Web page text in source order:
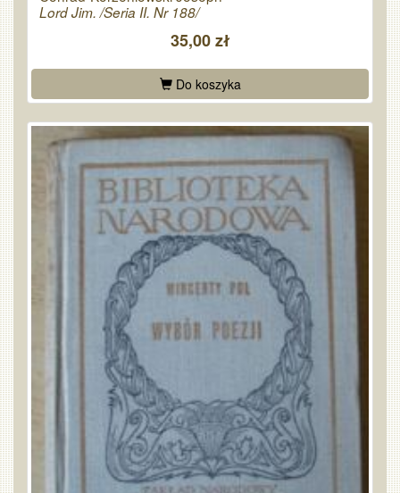
Lord Jim. /Seria II. Nr 188/
35,00 zł
Do koszyka